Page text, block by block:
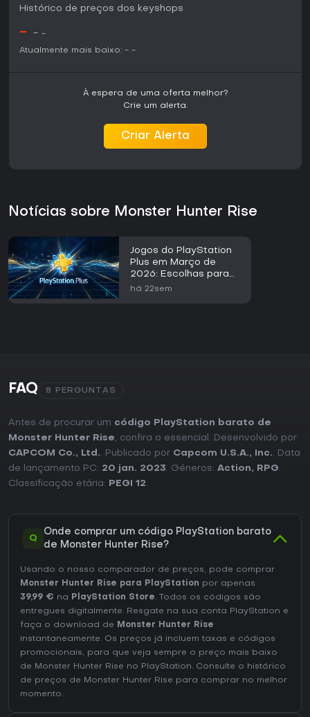
versão de PS5 roda de forma estável e inclui melhorias
recepção entre fãs do gênero tem sido positiva,
destacando a mecânica refinada e a profundidade de
Histórico de preços dos keyshops
- - -
Atualmente mais baixo: - -
À espera de uma oferta melhor?
Crie um alerta.
Criar Alerta
Notícias sobre Monster Hunter Rise
Jogos do PlayStation
Plus em Março de
2026: Escolhas para
Todos os Assinantes
há 22sem
FAQ 8 PERGUNTAS
Antes de procurar um código PlayStation barato de
Monster Hunter Rise, confira o essencial. Desenvolvido por
CAPCOM Co., Ltd.. Publicado por Capcom U.S.A., Inc.. Data
de lançamento PC: 20 jan. 2023. Géneros: Action, RPG.
Classificação etária:
PEGI 12.
Q
Onde comprar um código PlayStation barato
de Monster Hunter Rise?
Usando o nosso comparador de preços, pode comprar
Monster Hunter Rise para PlayStation por apenas
39,99 € na PlayStation Store. Todos os códigos são
entregues digitalmente. Resgate na sua conta PlayStation e
faça o download de
Monster Hunter Rise
instantaneamente. Os preços já incluem taxas e códigos
promocionais, para que veja sempre o preço mais baixo
de Monster Hunter Rise no PlayStation. Consulte o histórico
de preços de Monster Hunter Rise para comprar no melhor
momento.